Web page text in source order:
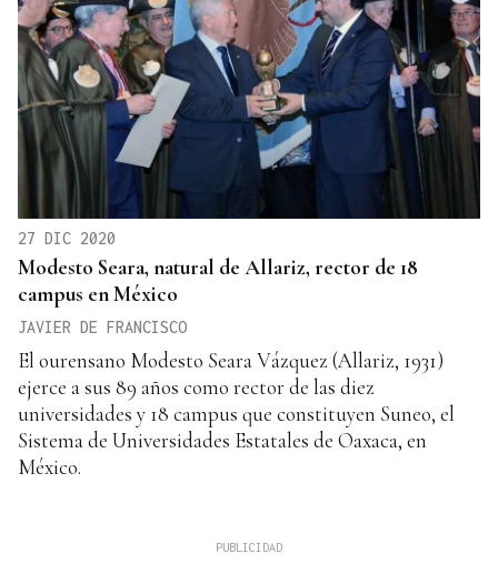
27 DIC 2020
Modesto Seara, natural de Allariz, rector de 18
campus en México
JAVIER DE FRANCISCO
El ourensano Modesto Seara Vázquez (Allariz, 1931)
ejerce a sus 89 años como rector de las diez
universidades y 18 campus que constituyen Suneo, el
Sistema de Universidades Estatales de Oaxaca, en
México.